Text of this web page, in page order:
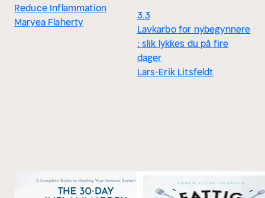
Reduce Inflammation
Maryea Flaherty
3.3
Lavkarbo for nybegynnere
: slik lykkes du på fire
dager
Lars-Erik Litsfeldt